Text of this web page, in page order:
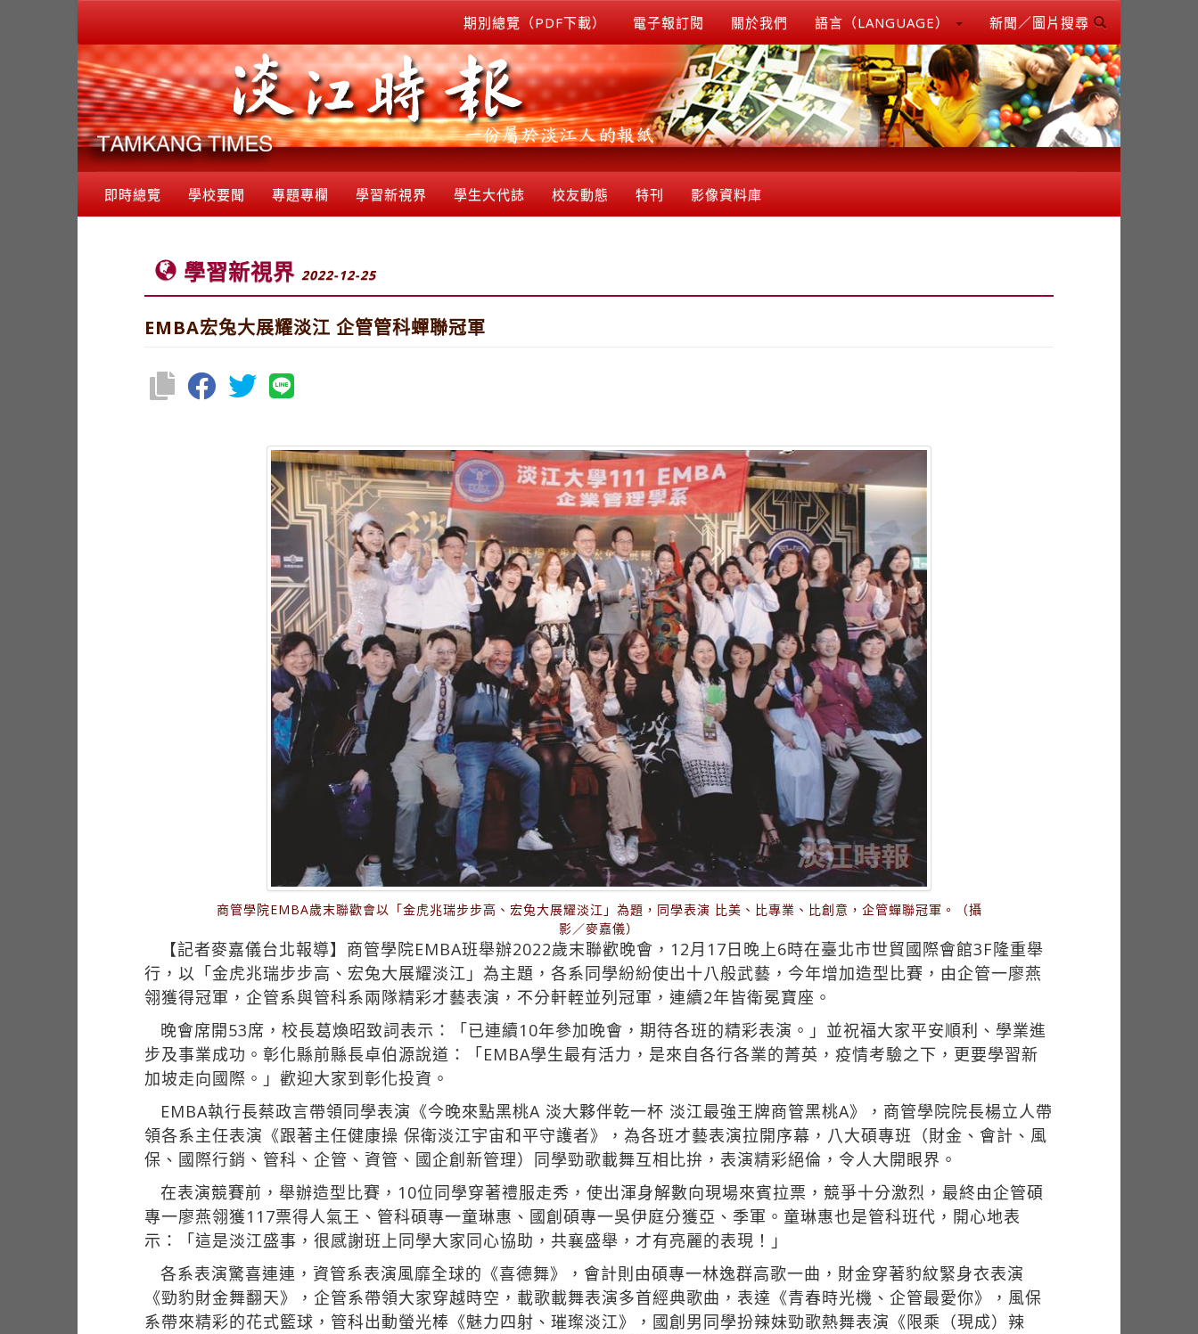
期別總覽（PDF下載） 電子報訂閱 關於我們 語言（LANGUAGE） 新聞／圖片搜尋
即時總覽 學校要聞 專題專欄 學習新視界 學生大代誌 校友動態 特刊 影像資料庫
學習新視界 2022-12-25
EMBA宏兔大展耀淡江 企管管科蟬聯冠軍
商管學院EMBA歲末聯歡會以「金虎兆瑞步步高、宏兔大展耀淡江」為題，同學表演 比美、比專業、比創意，企管蟬聯冠軍。（攝
影／麥嘉儀）
【記者麥嘉儀台北報導】商管學院EMBA班舉辦2022歲末聯歡晚會，12月17日晚上6時在臺北市世貿國際會館3F隆重舉
行，以「金虎兆瑞步步高、宏兔大展耀淡江」為主題，各系同學紛紛使出十八般武藝，今年增加造型比賽，由企管一廖燕
翎獲得冠軍，企管系與管科系兩隊精彩才藝表演，不分軒輊並列冠軍，連續2年皆衛冕寶座。
晚會席開53席，校長葛煥昭致詞表示：「已連續10年參加晚會，期待各班的精彩表演。」並祝福大家平安順利、學業進
步及事業成功。彰化縣前縣長卓伯源說道：「EMBA學生最有活力，是來自各行各業的菁英，疫情考驗之下，更要學習新
加坡走向國際。」歡迎大家到彰化投資。
EMBA執行長蔡政言帶領同學表演《今晚來點黑桃A 淡大夥伴乾一杯 淡江最強王牌商管黑桃A》，商管學院院長楊立人帶
領各系主任表演《跟著主任健康操 保衛淡江宇宙和平守護者》，為各班才藝表演拉開序幕，八大碩專班（財金、會計、風
保、國際行銷、管科、企管、資管、國企創新管理）同學勁歌載舞互相比拚，表演精彩絕倫，令人大開眼界。
在表演競賽前，舉辦造型比賽，10位同學穿著禮服走秀，使出渾身解數向現場來賓拉票，競爭十分激烈，最終由企管碩
專一廖燕翎獲117票得人氣王、管科碩專一童琳惠、國創碩專一吳伊庭分獲亞、季軍。童琳惠也是管科班代，開心地表
示：「這是淡江盛事，很感謝班上同學大家同心協助，共襄盛舉，才有亮麗的表現！」
各系表演驚喜連連，資管系表演風靡全球的《喜德舞》，會計則由碩專一林逸群高歌一曲，財金穿著豹紋緊身衣表演
《勁豹財金舞翻天》，企管系帶領大家穿越時空，載歌載舞表演多首經典歌曲，表達《青春時光機、企管最愛你》，風保
系帶來精彩的花式籃球，管科出動螢光棒《魅力四射、璀璨淡江》，國創男同學扮辣妹勁歌熱舞表演《限乘（現成）辣